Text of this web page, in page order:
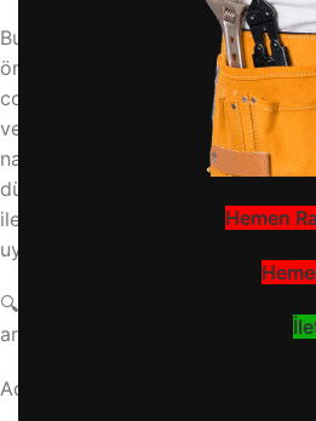
Hemen
Bu gibi durumlarda ayarın doğru
ömrünü uzatır hem de elektrik
cooler modellerinde genellikle
veya mekanik bir termostat
nasıl yapıldığını bilmezseniz,
düşüş yaşayabilirsiniz.
iletişime geçmeniz gerekebilir,
uygulayın.
🔍 Doğru soğukluk ayarı,
artırmanın ilk adımıdır.
Adım Adım Soğukluk Ayarı Nasıl